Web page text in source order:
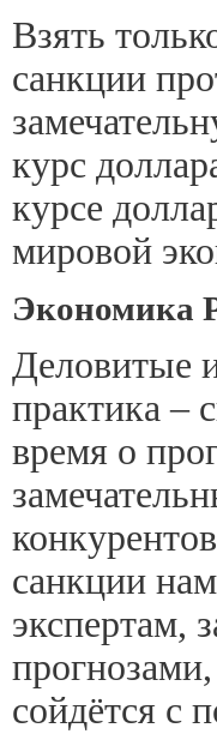
Взять
санкции
курс
курсе
мировой
Экономика
Деловитые
практика –
время о
санкции
экспертам,
сойдётся с